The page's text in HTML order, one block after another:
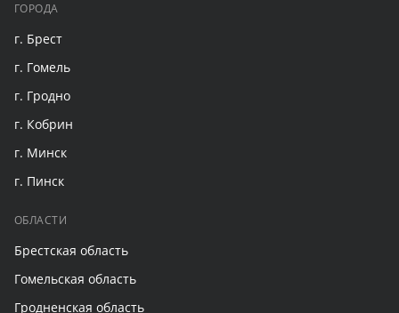
ГОРОДА
г. Брест
г. Гомель
г. Гродно
г. Кобрин
г. Минск
г. Пинск
ОБЛАСТИ
Брестская область
Гомельская область
Гродненская область